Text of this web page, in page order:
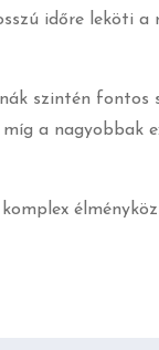
időre leköti a
szintén fontos
a nagyobbak